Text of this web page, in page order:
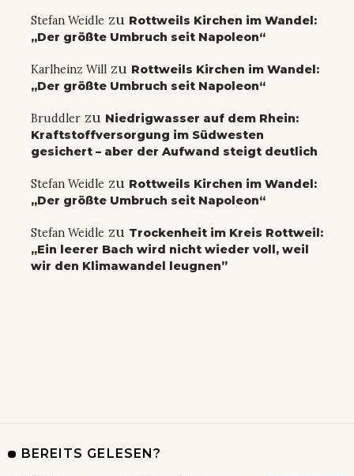
Stefan Weidle zu Rottweils Kirchen im Wandel:
„Der größte Umbruch seit Napoleon“
Karlheinz Will zu Rottweils Kirchen im Wandel:
„Der größte Umbruch seit Napoleon“
Bruddler zu Niedrigwasser auf dem Rhein:
Kraftstoffversorgung im Südwesten
gesichert – aber der Aufwand steigt deutlich
Stefan Weidle zu Rottweils Kirchen im Wandel:
„Der größte Umbruch seit Napoleon“
Stefan Weidle zu Trockenheit im Kreis Rottweil:
„Ein leerer Bach wird nicht wieder voll, weil
wir den Klimawandel leugnen”
BEREITS GELESEN?